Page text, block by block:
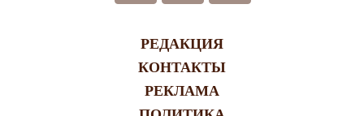
РЕДАКЦИЯ
КОНТАКТЫ
РЕКЛАМА